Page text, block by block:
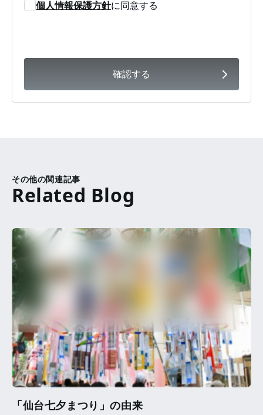
個人情報保護方針に同意する
確認する
その他の関連記事
「仙台七夕まつり」の由来